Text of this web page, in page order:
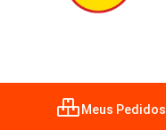
Meus Pedidos